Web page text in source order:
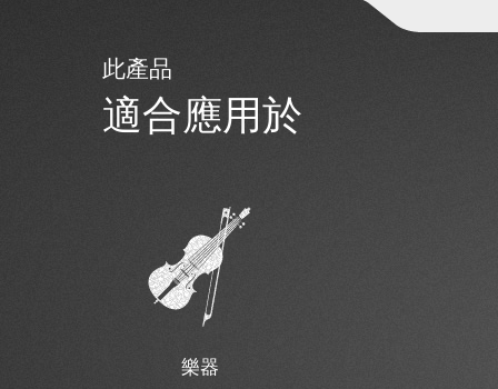
此產品
適合應用於
樂器